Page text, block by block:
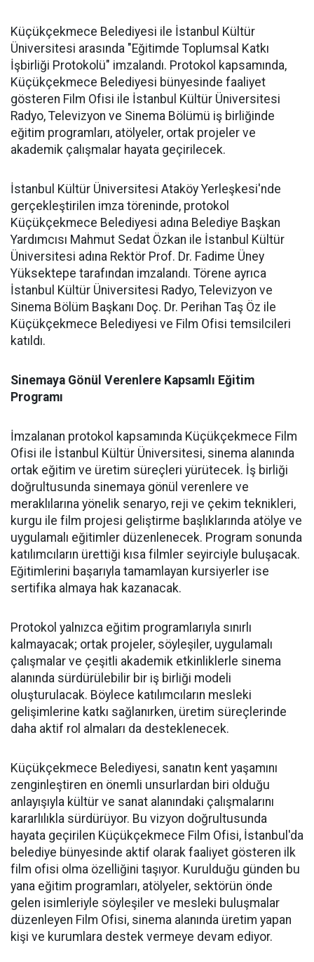
Küçükçekmece Belediyesi ile İstanbul Kültür
Üniversitesi arasında "Eğitimde Toplumsal Katkı
İşbirliği Protokolü" imzalandı. Protokol kapsamında,
Küçükçekmece Belediyesi bünyesinde faaliyet
gösteren Film Ofisi ile İstanbul Kültür Üniversitesi
Radyo, Televizyon ve Sinema Bölümü iş birliğinde
eğitim programları, atölyeler, ortak projeler ve
akademik çalışmalar hayata geçirilecek.
İstanbul Kültür Üniversitesi Ataköy Yerleşkesi'nde
gerçekleştirilen imza töreninde, protokol
Küçükçekmece Belediyesi adına Belediye Başkan
Yardımcısı Mahmut Sedat Özkan ile İstanbul Kültür
Üniversitesi adına Rektör Prof. Dr. Fadime Üney
Yüksektepe tarafından imzalandı. Törene ayrıca
İstanbul Kültür Üniversitesi Radyo, Televizyon ve
Sinema Bölüm Başkanı Doç. Dr. Perihan Taş Öz ile
Küçükçekmece Belediyesi ve Film Ofisi temsilcileri
katıldı.
Sinemaya Gönül Verenlere Kapsamlı Eğitim
Programı
İmzalanan protokol kapsamında Küçükçekmece Film
Ofisi ile İstanbul Kültür Üniversitesi, sinema alanında
ortak eğitim ve üretim süreçleri yürütecek. İş birliği
doğrultusunda sinemaya gönül verenlere ve
meraklılarına yönelik senaryo, reji ve çekim teknikleri,
kurgu ile film projesi geliştirme başlıklarında atölye ve
uygulamalı eğitimler düzenlenecek. Program sonunda
katılımcıların ürettiği kısa filmler seyirciyle buluşacak.
Eğitimlerini başarıyla tamamlayan kursiyerler ise
sertifika almaya hak kazanacak.
Protokol yalnızca eğitim programlarıyla sınırlı
kalmayacak; ortak projeler, söyleşiler, uygulamalı
çalışmalar ve çeşitli akademik etkinliklerle sinema
alanında sürdürülebilir bir iş birliği modeli
oluşturulacak. Böylece katılımcıların mesleki
gelişimlerine katkı sağlanırken, üretim süreçlerinde
daha aktif rol almaları da desteklenecek.
Küçükçekmece Belediyesi, sanatın kent yaşamını
zenginleştiren en önemli unsurlardan biri olduğu
anlayışıyla kültür ve sanat alanındaki çalışmalarını
kararlılıkla sürdürüyor. Bu vizyon doğrultusunda
hayata geçirilen Küçükçekmece Film Ofisi, İstanbul'da
belediye bünyesinde aktif olarak faaliyet gösteren ilk
film ofisi olma özelliğini taşıyor. Kurulduğu günden bu
yana eğitim programları, atölyeler, sektörün önde
gelen isimleriyle söyleşiler ve mesleki buluşmalar
düzenleyen Film Ofisi, sinema alanında üretim yapan
kişi ve kurumlara destek vermeye devam ediyor.